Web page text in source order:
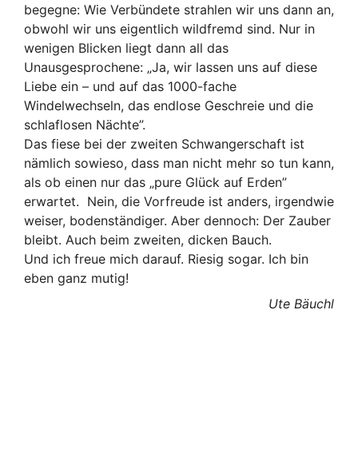
begegne: Wie Verbündete strahlen wir uns dann an,
obwohl wir uns eigentlich wildfremd sind. Nur in
wenigen Blicken liegt dann all das
Unausgesprochene: „Ja, wir lassen uns auf diese
Liebe ein – und auf das 1000-fache
Windelwechseln, das endlose Geschreie und die
schlaflosen Nächte”.
Das fiese bei der zweiten Schwangerschaft ist
nämlich sowieso, dass man nicht mehr so tun kann,
als ob einen nur das „pure Glück auf Erden”
erwartet. Nein, die Vorfreude ist anders, irgendwie
weiser, bodenständiger. Aber dennoch: Der Zauber
bleibt. Auch beim zweiten, dicken Bauch.
Und ich freue mich darauf. Riesig sogar. Ich bin
eben ganz mutig!
Ute Bäuchl